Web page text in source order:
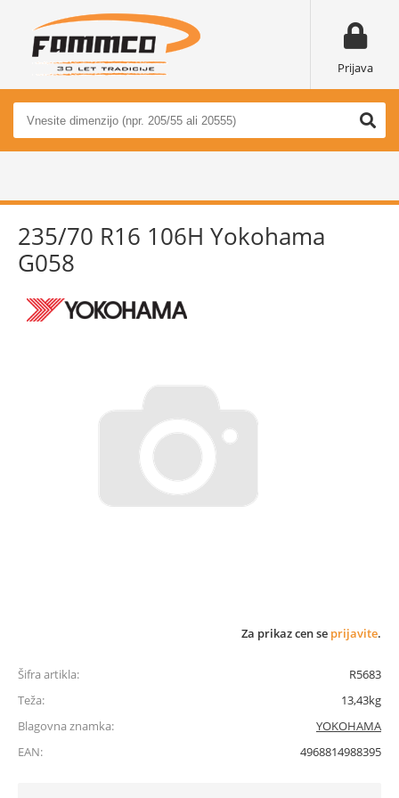
Prijava
235/70 R16 106H Yokohama
G058
Za prikaz cen se prijavite.
Šifra artikla:
R5683
Teža:
13,43kg
Blagovna znamka:
YOKOHAMA
EAN:
4968814988395